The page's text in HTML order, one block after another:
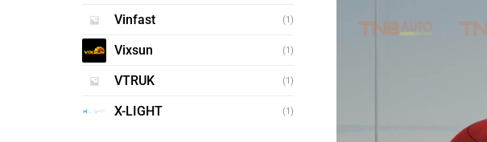
Vinfast (1)
Vixsun (1)
VTRUK (1)
X-LIGHT (1)